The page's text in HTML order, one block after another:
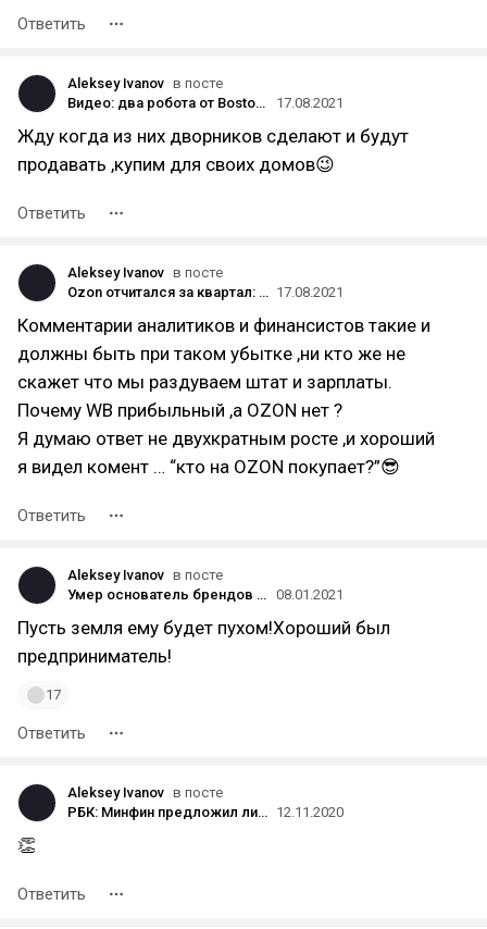
Ответить
Aleksey Ivanov в посте
Видео: два робота от Boston Dynamics впервые удачно прошли полосу препятствий для паркура — они даже падают как люди
17.08.2021
Жду когда из них дворников сделают и будут
продавать ,купим для своих домов😉
Ответить
Aleksey Ivanov в посте
Ozon отчитался за квартал: выручка выросла на 53%, до 37 млрд рублей, убыток — до 15 млрд рублей 17.08.2021
Комментарии аналитиков и финансистов такие и
должны быть при таком убытке ,ни кто же не
скажет что мы раздуваем штат и зарплаты.
Почему WB прибыльный ,а OZON нет ?
Я думаю ответ не двухкратным росте ,и хороший
я видел комент … “кто на OZON покупает?”😎
Ответить
Aleksey Ivanov в посте
Умер основатель брендов «Рецепты бабушки Агафьи» и Natura Siberica Андрей Трубников 08.01.2021
Пусть земля ему будет пухом!Хороший был
предприниматель!
17
Ответить
Aleksey Ivanov в посте
РБК: Минфин предложил лишать свободы до трёх лет владельцев криптовалют, не отчитывающихся об операциях с ней 12.11.2020
👏
Ответить